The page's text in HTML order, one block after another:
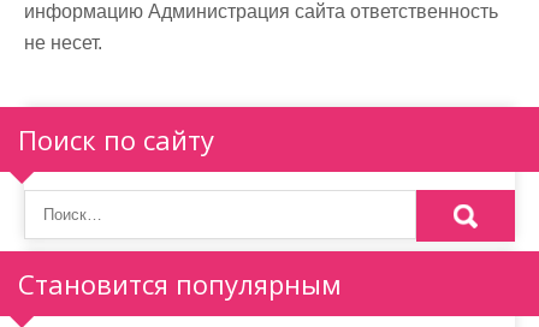
информацию Администрация сайта ответственность
не несет.
Поиск по сайту
Становится популярным